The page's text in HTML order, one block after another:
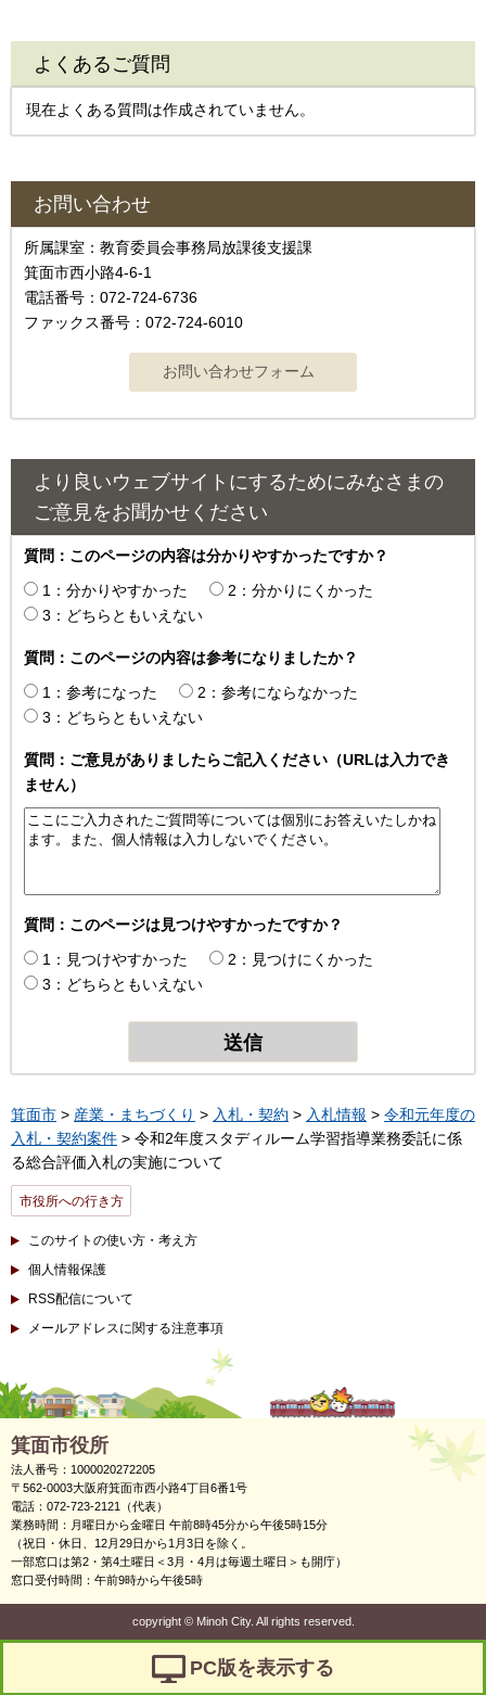
よくあるご質問
現在よくある質問は作成されていません。
お問い合わせ
所属課室：教育委員会事務局放課後支援課
箕面市西小路4-6-1
電話番号：072-724-6736
ファックス番号：072-724-6010
より良いウェブサイトにするためにみなさまの
ご意見をお聞かせください
質問：このページの内容は分かりやすかったですか？
1：分かりやすかった
2：分かりにくかった
3：どちらともいえない
質問：このページの内容は参考になりましたか？
1：参考になった
2：参考にならなかった
3：どちらともいえない
質問：ご意見がありましたらご記入ください（URLは入力でき
ません）
質問：このページは見つけやすかったですか？
1：見つけやすかった
2：見つけにくかった
3：どちらともいえない
箕面市 > 産業・まちづくり > 入札・契約 > 入札情報 > 令和元年度の
入札・契約案件 > 令和2年度スタディルーム学習指導業務委託に係
る総合評価入札の実施について
市役所への行き方
このサイトの使い方・考え方
個人情報保護
RSS配信について
メールアドレスに関する注意事項
箕面市役所
法人番号：1000020272205
〒562-0003大阪府箕面市西小路4丁目6番1号
電話：072-723-2121（代表）
業務時間：月曜日から金曜日 午前8時45分から午後5時15分
（祝日・休日、12月29日から1月3日を除く。
一部窓口は第2・第4土曜日＜3月・4月は毎週土曜日＞も開庁）
窓口受付時間：午前9時から午後5時
copyright ©Minoh City. All rights reserved.
PC版を表示する